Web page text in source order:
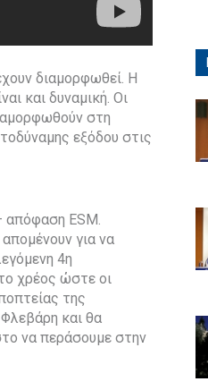
διαμορφωθεί. Η
και δυναμική. Οι
στη
εξόδου στις
ESM.
για να
4η
χρέος ώστε οι
της
και θα
να περάσουμε στην